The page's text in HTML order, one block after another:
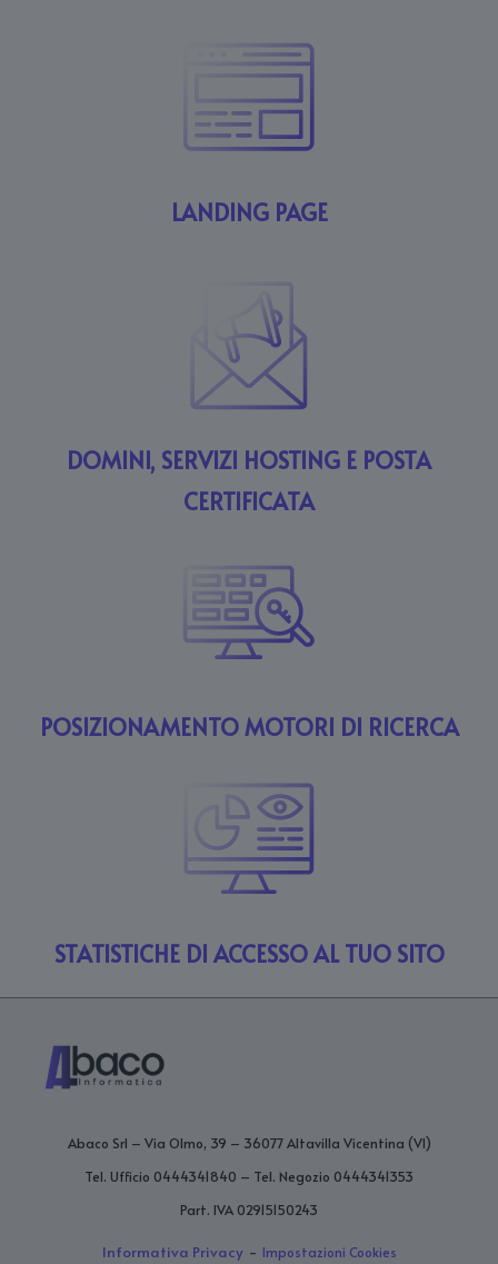
LANDING PAGE
DOMINI, SERVIZI HOSTING E POSTA
CERTIFICATA
POSIZIONAMENTO MOTORI DI RICERCA
STATISTICHE DI ACCESSO AL TUO SITO
Abaco Srl – Via Olmo, 39 – 36077 Altavilla Vicentina (VI)
Tel. Ufficio 0444341840 – Tel. Negozio 0444341353
Part. IVA 02915150243
Informativa Privacy- Impostazioni Cookies